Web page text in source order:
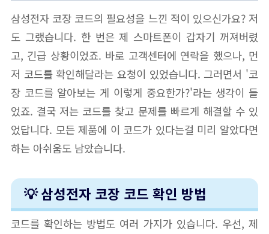
삼성전자 코장 코드의 필요성을 느낀 적이 있으신가요? 저
도 그랬습니다. 한 번은 제 스마트폰이 갑자기 꺼져버렸
고, 긴급 상황이었죠. 바로 고객센터에 연락을 했으나, 먼
저 코드를 확인해달라는 요청이 있었습니다. 그러면서 '코
장 코드를 알아보는 게 이렇게 중요한가?'라는 생각이 들
었죠. 결국 저는 코드를 찾고 문제를 빠르게 해결할 수 있
었답니다. 모든 제품에 이 코드가 있다는걸 미리 알았다면
하는 아쉬움도 남았습니다.
💡 삼성전자 코장 코드 확인 방법
코드를 확인하는 방법도 여러 가지가 있습니다. 우선, 제